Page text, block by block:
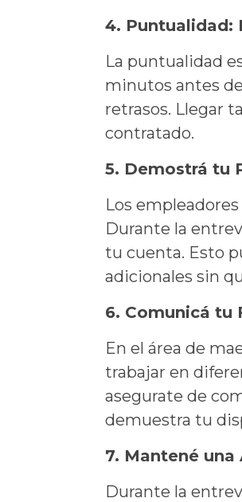
4. Puntualidad:
La puntualidad
minutos antes
retrasos. Llegar
contratado.
5. Demostrá tu
Los
Durante la
tu cuenta. Esto
adicionales sin
6. Comunicá tu
En el área de
trabajar en
asegurate de
demuestra tu
7. Mantené
Durante la